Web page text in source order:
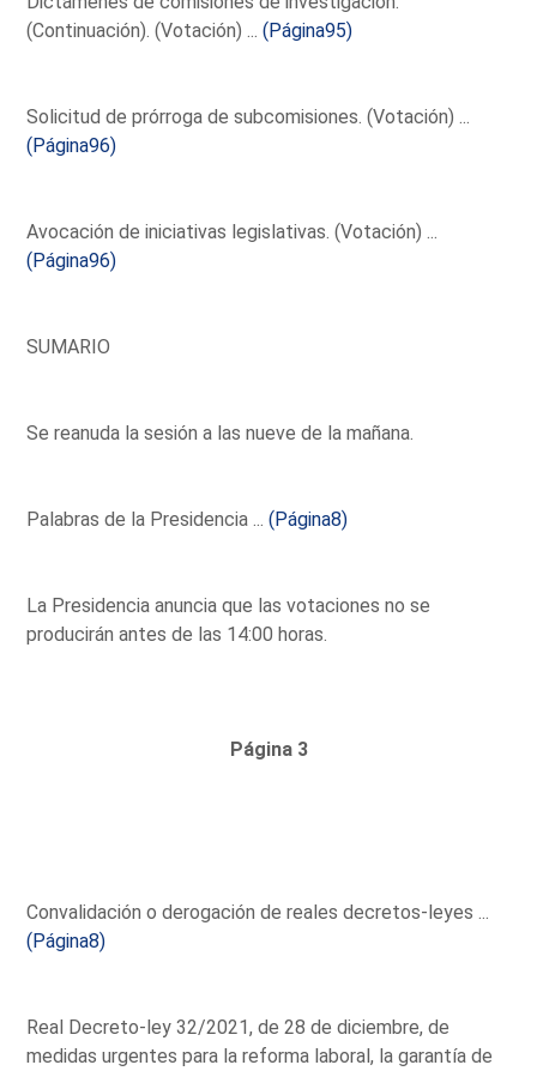
(Continuación). (Votación) ...(Página95)
Solicitud de prórroga de subcomisiones. (Votación) ...
(Página96)
Avocación de iniciativas legislativas. (Votación) ...
(Página96)
SUMARIO
Se reanuda la sesión a las nueve de la mañana.
Palabras de la Presidencia ...(Página8)
La Presidencia anuncia que las votaciones no se
producirán antes de las 14:00 horas.
Página 3
Convalidación o derogación de reales decretos-leyes ...
(Página8)
Real Decreto-ley 32/2021, de 28 de diciembre, de
medidas urgentes para la reforma laboral, la garantía de